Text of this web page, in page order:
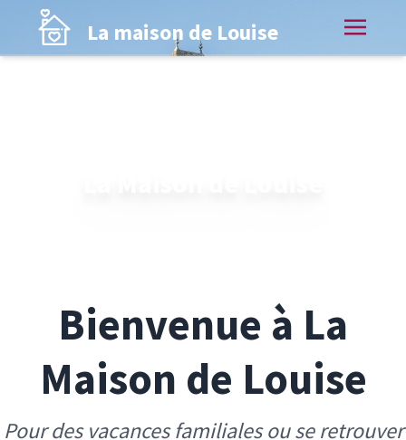
La maison de Louise
Bienvenue à La
Maison de Louise
Pour des vacances familiales ou se retrouver